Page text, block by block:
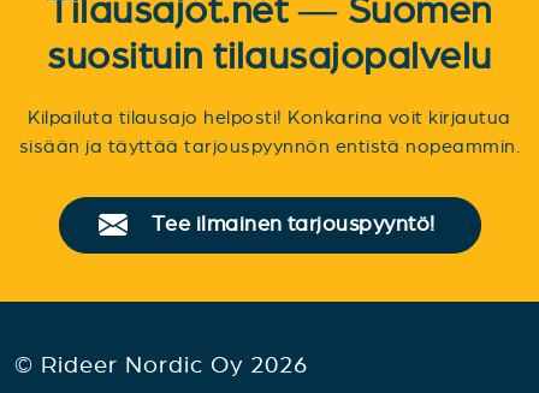
Tilausajot.net — Suomen
suosituin tilausajopalvelu
Kilpailuta tilausajo helposti! Konkarina voit kirjautua
sisään ja täyttää tarjouspyynnön entistä nopeammin.
Tee ilmainen tarjouspyyntö!
© Rideer Nordic Oy 2026